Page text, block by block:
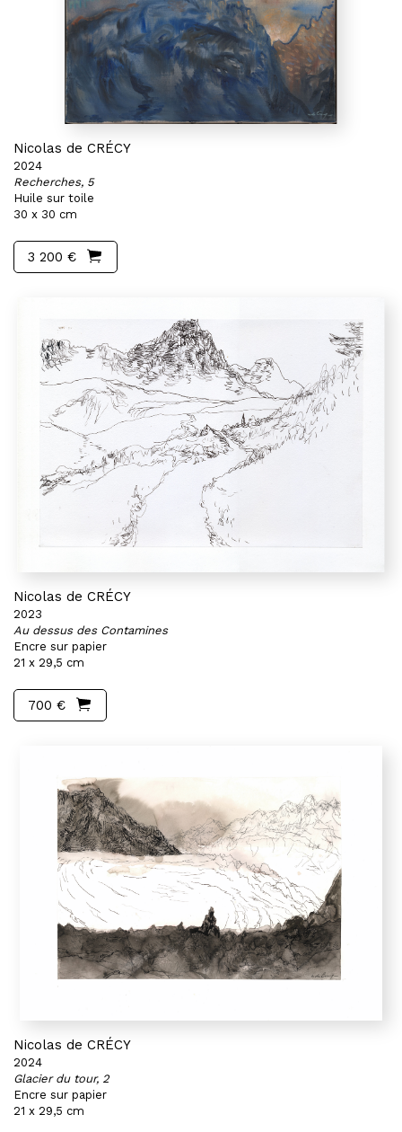
Nicolas de CRÉCY
2024
Recherches, 5
Huile sur toile
30 x 30 cm
3 200 €
Nicolas de CRÉCY
2023
Au dessus des Contamines
Encre sur papier
21 x 29,5 cm
700 €
Nicolas de CRÉCY
2024
Glacier du tour, 2
Encre sur papier
21 x 29,5 cm